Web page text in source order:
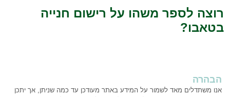
רוצה לספר משהו על רישום חנייה
בטאבו?
הבהרה
אנו משתדלים מאד לשמור על המידע באתר מעודכן עד כמה שניתן, אך יתכן